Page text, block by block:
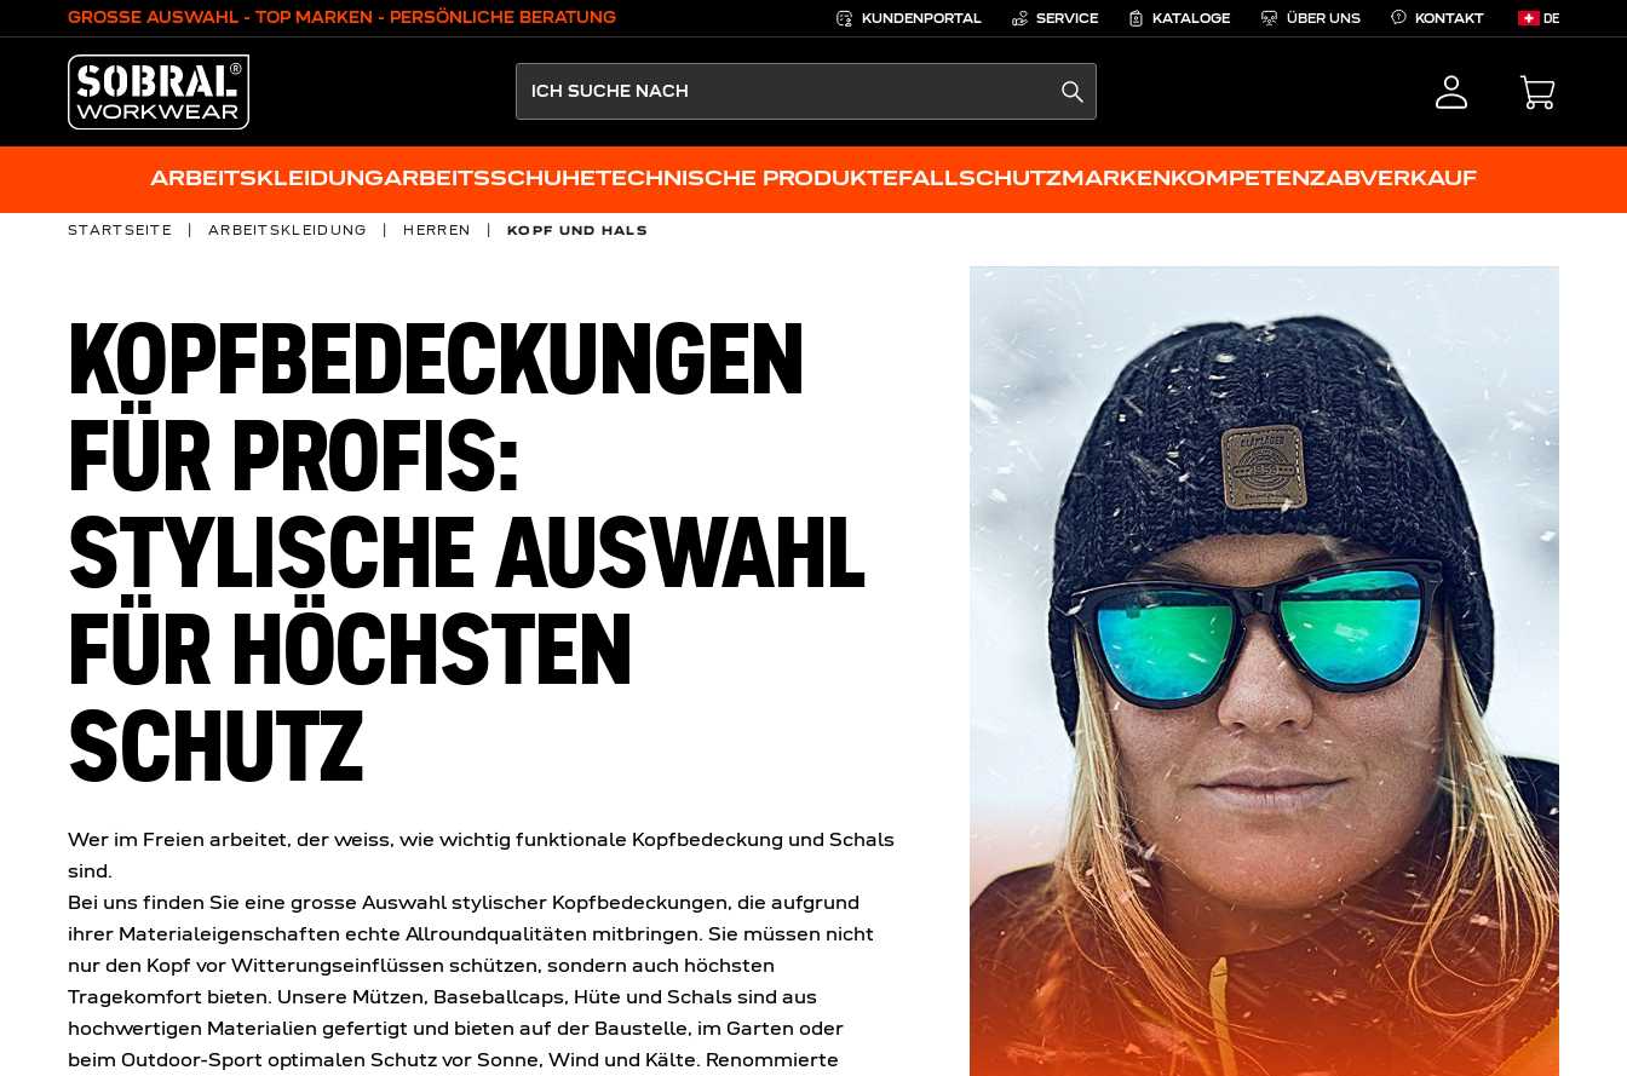
Zum Inhalt springen
GROSSE AUSWAHL - TOP MARKEN - PERSÖNLICHE BERATUNG KUNDENPORTAL SERVICE KATALOGE ÜBER UNS KONTAKT DE
SEARCH
ARBEITSKLEIDUNGARBEITSSCHUHETECHNISCHE PRODUKTEFALLSCHUTZMARKENKOMPETENZABVERKAUF
STARTSEITE ARBEITSKLEIDUNG HERREN KOPF UND HALS
KOPFBEDECKUNGEN
FÜR PROFIS:
STYLISCHE AUSWAHL
FÜR HÖCHSTEN
SCHUTZ
Wer im Freien arbeitet, der weiss, wie wichtig funktionale Kopfbedeckung und Schals
sind.
Bei uns finden Sie eine grosse Auswahl stylischer Kopfbedeckungen, die aufgrund
ihrer Materialeigenschaften echte Allroundqualitäten mitbringen. Sie müssen nicht
nur den Kopf vor Witterungseinflüssen schützen, sondern auch höchsten
Tragekomfort bieten. Unsere Mützen, Baseballcaps, Hüte und Schals sind aus
hochwertigen Materialien gefertigt und bieten auf der Baustelle, im Garten oder
beim Outdoor-Sport optimalen Schutz vor Sonne, Wind und Kälte. Renommierte